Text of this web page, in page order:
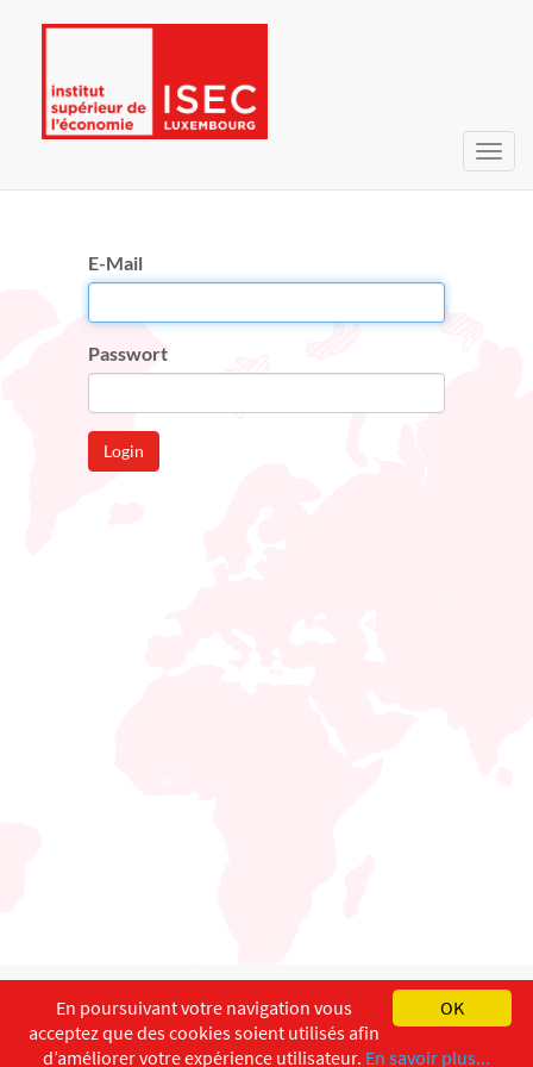
E-Mail
Passwort
Login
English Français
Copyright ©ISEC-AdW Impressum
OK
En poursuivant votre navigation vous
acceptez que des cookies soient utilisés afin
d’améliorer votre expérience utilisateur. En savoir plus...